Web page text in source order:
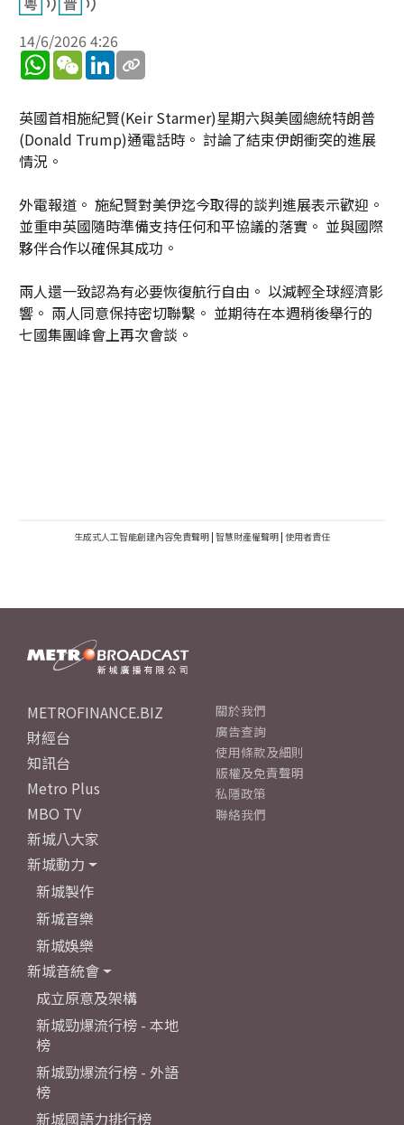
14/6/2026 4:26
WhatsApp
WeChatLinkedIn
英國首相施紀賢(Keir Starmer)星期六與美國總統特朗普
(Donald Trump)通電話時。 討論了結束伊朗衝突的進展
情況。
外電報道。 施紀賢對美伊迄今取得的談判進展表示歡迎。
並重申英國隨時準備支持任何和平協議的落實。 並與國際
夥伴合作以確保其成功。
兩人還一致認為有必要恢復航行自由。 以減輕全球經濟影
響。 兩人同意保持密切聯繫。 並期待在本週稍後舉行的
七國集團峰會上再次會談。
生成式人工智能創建內容免責聲明 | 智慧財產權聲明 | 使用者責任
METROFINANCE.BIZ
財經台
知訊台
Metro Plus
MBO TV
新城八大家
新城動力
新城製作
新城音樂
新城娛樂
新城音統會
成立原意及架構
新城勁爆流行榜 - 本地
榜
新城勁爆流行榜 - 外語
榜
新城國語力排行榜
關於我們
廣告查詢
使用條款及細則
版權及免責聲明
私隱政策
聯絡我們